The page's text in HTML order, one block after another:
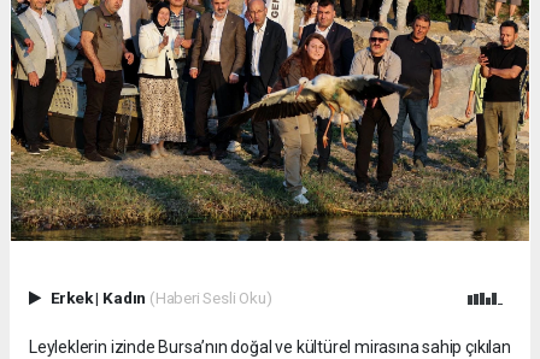
Erkek| Kadın (Haberi Sesli Oku)
Leyleklerin izinde Bursa’nın doğal ve kültürel mirasına sahip çıkılan